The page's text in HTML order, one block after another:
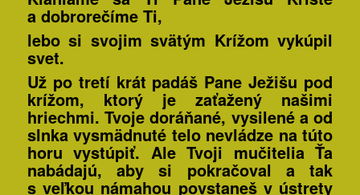
a dobrorečíme Ti,
lebo si svojim svätým Krížom vykúpil
svet.
Už po tretí krát padáš Pane Ježišu pod
krížom, ktorý je zaťažený našimi
hriechmi. Tvoje doráňané, vysilené a od
slnka vysmädnuté telo nevládze na túto
horu vystúpiť. Ale Tvoji mučitelia Ťa
nabádajú, aby si pokračoval a tak
s veľkou námahou povstaneš v ústrety